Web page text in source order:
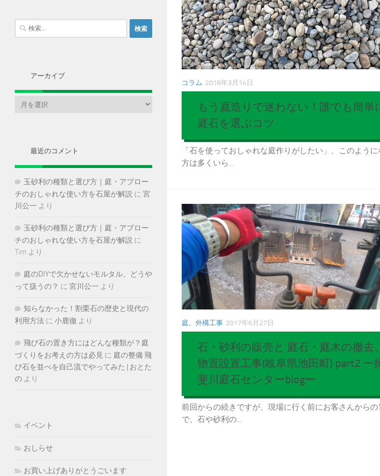
コラム 2018年3月14日
もう庭造りで迷わない！誰でも簡単
庭石を選ぶコツ
「石を使っておしゃれな庭作りがしたい」、このように
方は多くいら...
庭。外構工事 2017年6月27日
石・砂利の販売と 庭石・庭木の撤去、
物置設置工事(岐阜県池田町) part2 ー
斐川庭石センターblogー
前回からの続きですが、現場に行く前にお客さんからの
で、石や砂利の...
検
索:
アーカイブ
最近のコメント
玉砂利の種類と選び方｜庭・アプロー
チのおしゃれな使い方を石屋が解説 に 宮
川公一 より
玉砂利の種類と選び方｜庭・アプロー
チのおしゃれな使い方を石屋が解説 に
Tim より
庭のDIYで欠かせないモルタル、どうや
って扱うの？ に 宮川公一 より
知らなかった！割栗石の歴史と現代の
利用方法 に 小鹿徹 より
飛び石の置き方にはどんな種類が？庭
づくりをお考えの方は必見 に 庭の整備 飛
び石を並べを自己流でやってみた | おとた
の より
イベント
おしらせ
お買い上げありがとうごいます